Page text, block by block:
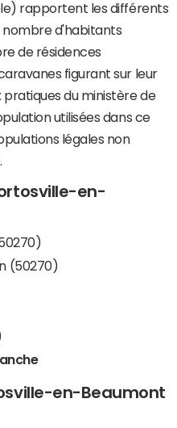
rapportent les différents
nombre d'habitants
de résidences
figurant sur leur
du ministère de
utilisées dans ce
légales non
en-
(50270)
en-Beaumont